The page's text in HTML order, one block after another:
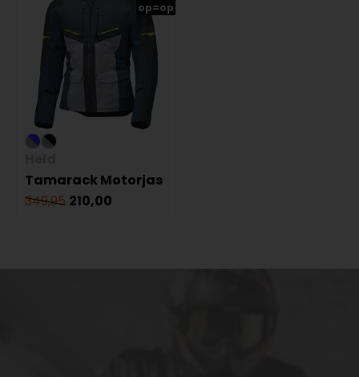
op=op
Tamarack Motorjas
349,95 210,00